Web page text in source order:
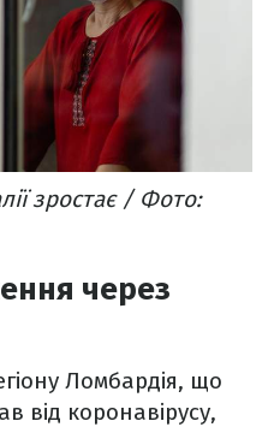
зростає / Фото:
через
Ломбардія, що
від коронавірусу,